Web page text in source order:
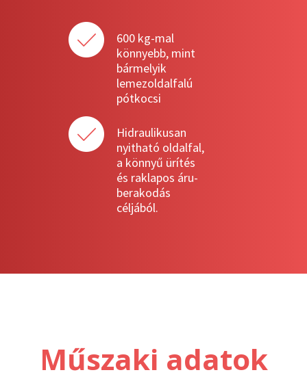
600 kg-mal
könnyebb, mint
bármelyik
lemezoldalfalú
pótkocsi
Hidraulikusan
nyitható oldalfal,
a könnyű ürítés
és raklapos áru-
berakodás
céljából.
Műszaki adatok